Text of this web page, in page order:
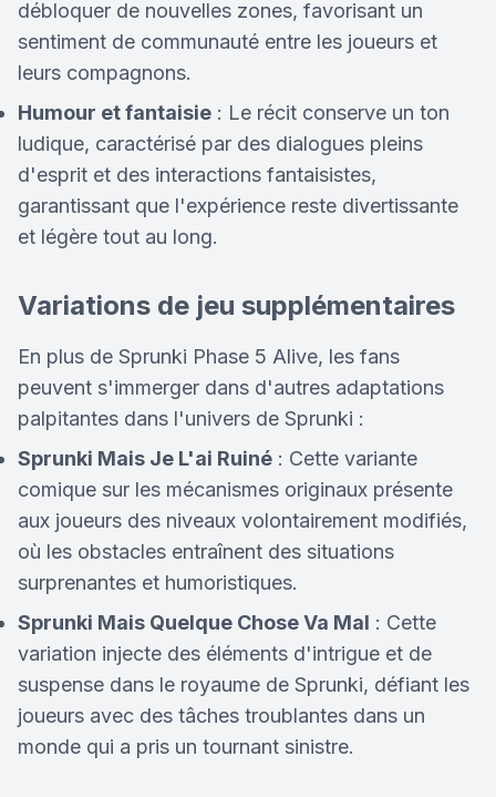
débloquer de nouvelles zones, favorisant un
sentiment de communauté entre les joueurs et
leurs compagnons.
Humour et fantaisie : Le récit conserve un ton
ludique, caractérisé par des dialogues pleins
d'esprit et des interactions fantaisistes,
garantissant que l'expérience reste divertissante
et légère tout au long.
Variations de jeu supplémentaires
En plus de Sprunki Phase 5 Alive, les fans
peuvent s'immerger dans d'autres adaptations
palpitantes dans l'univers de Sprunki :
Sprunki Mais Je L'ai Ruiné : Cette variante
comique sur les mécanismes originaux présente
aux joueurs des niveaux volontairement modifiés,
où les obstacles entraînent des situations
surprenantes et humoristiques.
Sprunki Mais Quelque Chose Va Mal : Cette
variation injecte des éléments d'intrigue et de
suspense dans le royaume de Sprunki, défiant les
joueurs avec des tâches troublantes dans un
monde qui a pris un tournant sinistre.